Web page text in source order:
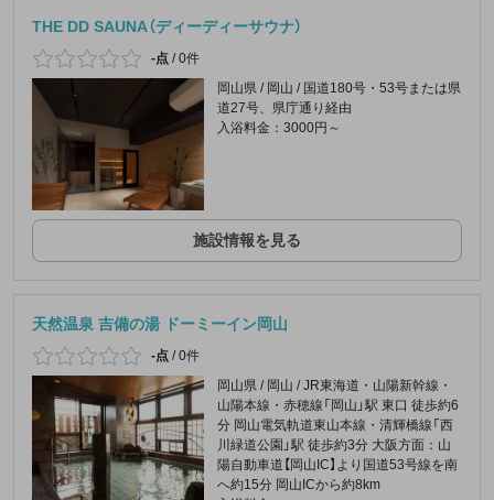
THE DD SAUNA（ディーディーサウナ）
-点 /0件
岡山県 / 岡山 / 国道180号・53号または県
道27号、県庁通り経由
入浴料金：3000円～
施設情報を見る
天然温泉 吉備の湯 ドーミーイン岡山
-点 /0件
岡山県 / 岡山 / JR東海道・山陽新幹線・
山陽本線・赤穂線「岡山」駅 東口 徒歩約6
分 岡山電気軌道東山本線・清輝橋線「西
川緑道公園」駅 徒歩約3分 大阪方面：山
陽自動車道【岡山IC】より国道53号線を南
へ約15分 岡山ICから約8km